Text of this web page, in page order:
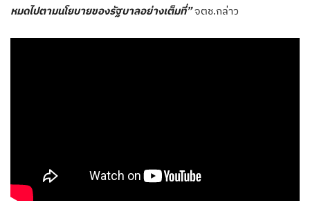
หมดไปตามนโยบายของรัฐบาลอย่างเต็มที่”จตช.กล่าว